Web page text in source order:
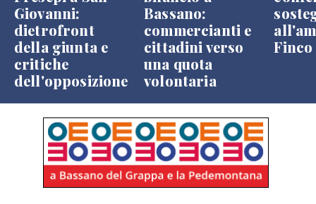
Giovanni:
dietrofront
della giunta e
critiche
dell'opposizione
Bassano:
commercianti e
cittadini verso
una quota
volontaria
Finco